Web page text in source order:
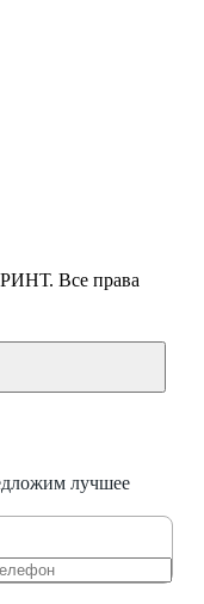
Все права
лучшее